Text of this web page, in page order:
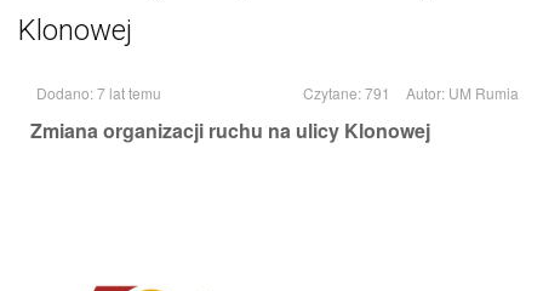
Klonowej
Dodano: 7 lat temu Czytane: 791 Autor: UM Rumia
Zmiana organizacji ruchu na ulicy Klonowej